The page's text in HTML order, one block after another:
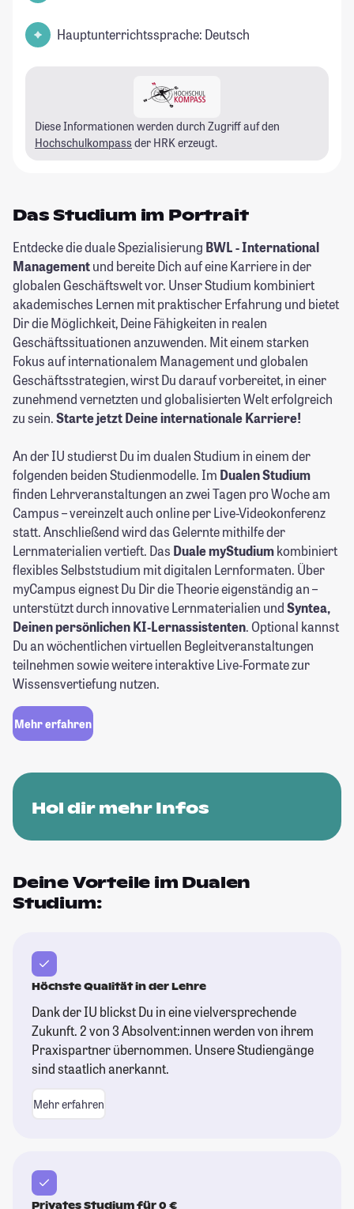
Hauptunterrichtssprache: Deutsch
Diese Informationen werden durch Zugriff auf den
Hochschulkompass der HRK erzeugt.
Das Studium im Portrait
Entdecke die duale Spezialisierung BWL - International
Managementund bereite Dich auf eine Karriere in der
globalen Geschäftswelt vor. Unser Studium kombiniert
akademisches Lernen mit praktischer Erfahrung und bietet
Dir die Möglichkeit, Deine Fähigkeiten in realen
Geschäftssituationen anzuwenden. Mit einem starken
Fokus auf internationalem Management und globalen
Geschäftsstrategien, wirst Du darauf vorbereitet, in einer
zunehmend vernetzten und globalisierten Welt erfolgreich
zu sein.Starte jetzt Deine internationale Karriere!
An der IU studierst Du im dualen Studium in einem der
folgenden beiden Studienmodelle. Im Dualen Studium
finden Lehrveranstaltungen an zwei Tagen pro Woche am
Campus – vereinzelt auch online per Live-Videokonferenz
statt. Anschließend wird das Gelernte mithilfe der
Lernmaterialien vertieft. Das Duale myStudiumkombiniert
flexibles Selbststudium mit digitalen Lernformaten. Über
myCampus eignest Du Dir die Theorie eigenständig an –
unterstützt durch innovative Lernmaterialien undSyntea,
Deinen persönlichen KI‑Lernassistenten. Optional kannst
Du an wöchentlichen virtuellen Begleitveranstaltungen
teilnehmen sowie weitere interaktive Live‑Formate zur
Wissensvertiefung nutzen.
Mehr erfahren
Hol dir mehr Infos
Deine Vorteile im Dualen
Studium:
Höchste Qualität in der Lehre
Dank der IU blickst Du in eine vielversprechende
Zukunft. 2 von 3 Absolvent:innen werden von ihrem
Praxispartner übernommen. Unsere Studiengänge
sind staatlich anerkannt.
Mehr erfahren
Privates Studium für 0 €